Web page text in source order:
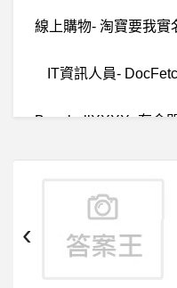
IT資訊人員-
電影- 閃
‹